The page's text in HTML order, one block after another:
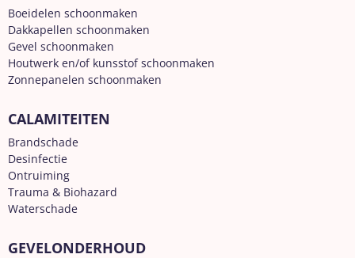
Boeidelen schoonmaken
Dakkapellen schoonmaken
Gevel schoonmaken
Houtwerk en/of kunsstof schoonmaken
Zonnepanelen schoonmaken
CALAMITEITEN
Brandschade
Desinfectie
Ontruiming
Trauma & Biohazard
Waterschade
GEVELONDERHOUD